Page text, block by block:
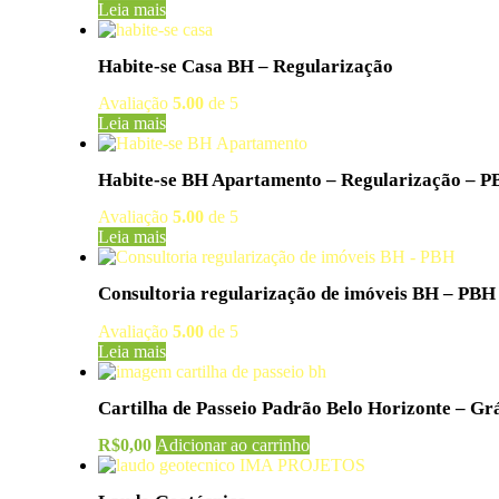
Leia mais
Habite-se Casa BH – Regularização
Avaliação 5.00 de 5
Leia mais
Habite-se BH Apartamento – Regularização –
Avaliação 5.00 de 5
Leia mais
Consultoria regularização de imóveis BH – PBH
Avaliação 5.00 de 5
Leia mais
Cartilha de Passeio Padrão Belo Horizonte –
R$0,00 Adicionar ao carrinho